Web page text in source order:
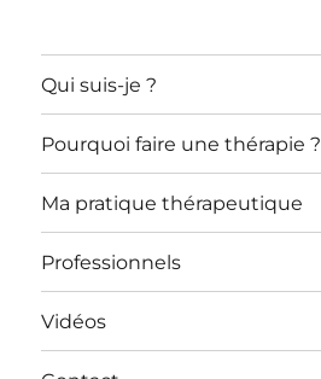
Qui suis-je ?
Pourquoi faire une thérapie ?
Ma pratique thérapeutique
Professionnels
Vidéos